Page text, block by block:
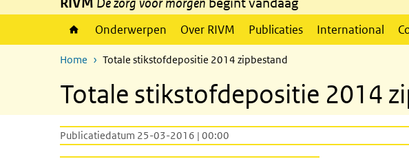
Onderwerpen Over RIVM Publicaties International
Home Totale stikstofdepositie 2014 zipbestand
Totale stikstofdepositie 2014
Publicatiedatum 25-03-2016 | 00:00